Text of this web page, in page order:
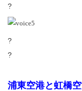
?
?
?
浦東空港と虹橋